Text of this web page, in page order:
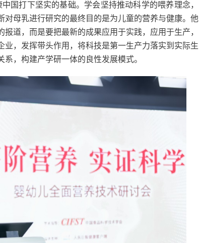
国打下坚实的基础。学会坚持推动科学的喂养理念，
母乳进行研究的最终目的是为儿童的营养与健康。他
道，而是要把最新的成果应用于实践，应用于生产，
，发挥带头作用，将科技是第一生产力落实到实际生
，构建产学研一体的良性发展模式。